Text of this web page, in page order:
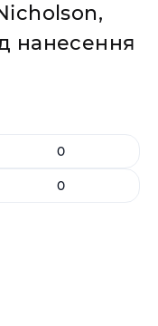
нанесення
0
0